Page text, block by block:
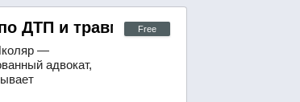
травмами и падениями
Free
ДТП и травмам
—
адвокат,